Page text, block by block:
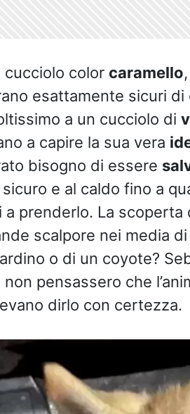
cucciolo color caramello
esattamente sicuri
a un cucciolo di
a capire la sua vera
bisogno di essere
e al caldo fino a
prenderlo. La scoperta
scalpore nei media
o di un coyote?
non pensassero che
dirlo con certezza.